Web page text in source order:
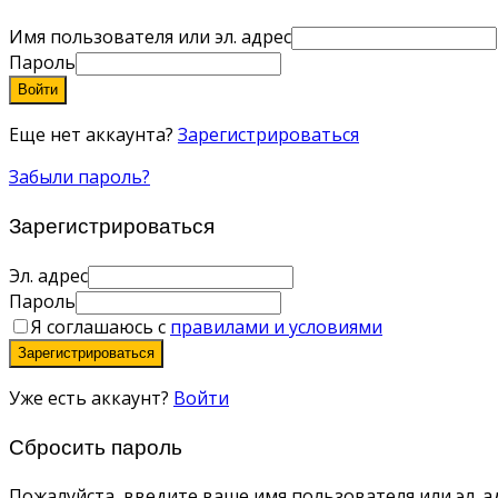
Имя пользователя или эл. адрес
Пароль
Войти
Еще нет аккаунта? Зарегистрироваться
Забыли пароль?
Зарегистрироваться
Эл. адрес
Пароль
Я соглашаюсь с правилами и условиями
Зарегистрироваться
Уже есть аккаунт? Войти
Сбросить пароль